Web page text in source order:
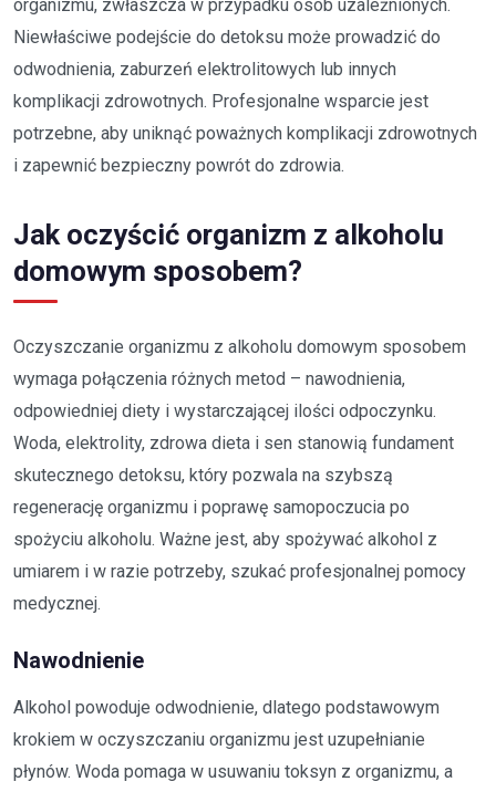
organizmu, zwłaszcza w przypadku osób uzależnionych.
Niewłaściwe podejście do detoksu może prowadzić do
odwodnienia, zaburzeń elektrolitowych lub innych
komplikacji zdrowotnych. Profesjonalne wsparcie jest
potrzebne, aby uniknąć poważnych komplikacji zdrowotnych
i zapewnić bezpieczny powrót do zdrowia.
Jak oczyścić organizm z alkoholu
domowym sposobem?
Oczyszczanie organizmu z alkoholu domowym sposobem
wymaga połączenia różnych metod – nawodnienia,
odpowiedniej diety i wystarczającej ilości odpoczynku.
Woda, elektrolity, zdrowa dieta i sen stanowią fundament
skutecznego detoksu, który pozwala na szybszą
regenerację organizmu i poprawę samopoczucia po
spożyciu alkoholu. Ważne jest, aby spożywać alkohol z
umiarem i w razie potrzeby, szukać profesjonalnej pomocy
medycznej.
Nawodnienie
Alkohol powoduje odwodnienie, dlatego podstawowym
krokiem w oczyszczaniu organizmu jest uzupełnianie
płynów. Woda pomaga w usuwaniu toksyn z organizmu, a